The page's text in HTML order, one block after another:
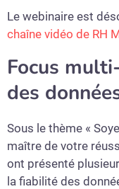
Le webinaire est
chaîne vidéo de RH
Focus
des
Sous le thème «
maître de votre
ont présenté
la fiabilité des